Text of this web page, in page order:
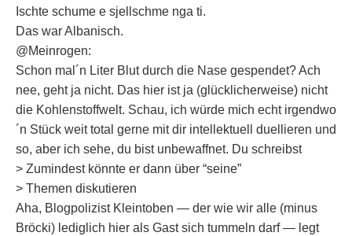
Ischte schume e sjellschme nga ti.
Das war Albanisch.
@Meinrogen:
Schon mal´n Liter Blut durch die Nase gespendet? Ach
nee, geht ja nicht. Das hier ist ja (glücklicherweise) nicht
die Kohlenstoffwelt. Schau, ich würde mich echt irgendwo
´n Stück weit total gerne mit dir intellektuell duellieren und
so, aber ich sehe, du bist unbewaffnet. Du schreibst
> Zumindest könnte er dann über “seine”
> Themen diskutieren
Aha, Blogpolizist Kleintoben — der wie wir alle (minus
Bröcki) lediglich hier als Gast sich tummeln darf — legt